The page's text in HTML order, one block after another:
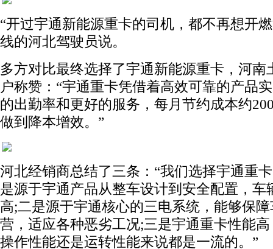
“开过宇通新能源重卡的司机，都不再想开
线的河北驾驶员说。
多方对比最终选择了宇通新能源重卡，河南
户称赞：“宇通重卡凭借着高效可靠的产品
的出勤率和更好的服务，每月节约成本约
做到降本增效。”
河北经销商总结了三条：“我们选择宇通重
是源于宇通产品从整车设计到安全配置，车
高;二是源于宇通核心的三电系统，能够保
营，适应各种恶劣工况;三是宇通重卡性能
操作性能还是运转性能来说都是一流的。”